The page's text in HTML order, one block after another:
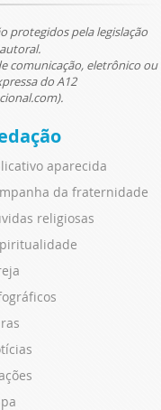
protegidos pela legislação
comunicação, eletrônico ou
do A12
aparecida
da fraternidade
religiosas